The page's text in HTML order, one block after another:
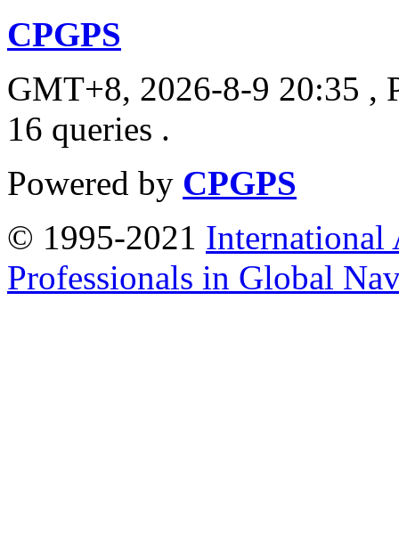
CPGPS
GMT+8, 2026-8-9 20:35 ,
16 queries .
Powered by CPGPS
© 1995-2021 International
Professionals in Global